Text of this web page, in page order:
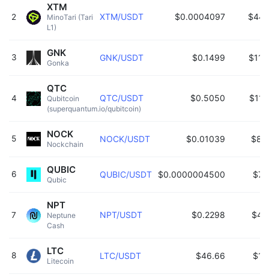
2
MinoTari (Tari
L1)
XTM
XTM/USDT $0.0004097
3
Gonka
GNK GNK/USDT $0.1499
4
Qubitcoin
(superquantum.io/qubitcoin)
QTC
QTC/USDT $0.5050
5
Nockchain
NOCK NOCK/USDT $0.01039
6
Qubic
QUBIC QUBIC/USDT $0.0000004500
7
Neptune
Cash
NPT
NPT/USDT $0.2298
8
Litecoin
LTC LTC/USDT $46.66